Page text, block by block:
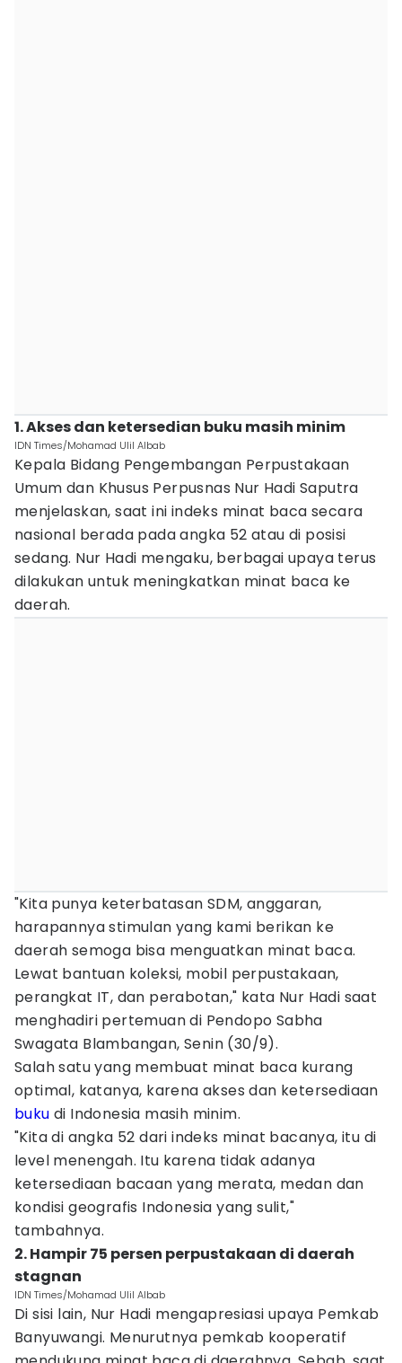
1. Akses dan ketersedian buku masih minim
IDN Times/Mohamad Ulil Albab
Kepala Bidang Pengembangan Perpustakaan
Umum dan Khusus Perpusnas Nur Hadi Saputra
menjelaskan, saat ini indeks minat baca secara
nasional berada pada angka 52 atau di posisi
sedang. Nur Hadi mengaku, berbagai upaya terus
dilakukan untuk meningkatkan minat baca ke
daerah.
"Kita punya keterbatasan SDM, anggaran,
harapannya stimulan yang kami berikan ke
daerah semoga bisa menguatkan minat baca.
Lewat bantuan koleksi, mobil perpustakaan,
perangkat IT, dan perabotan," kata Nur Hadi saat
menghadiri pertemuan di Pendopo Sabha
Swagata Blambangan, Senin (30/9).
Salah satu yang membuat minat baca kurang
optimal, katanya, karena akses dan ketersediaan
buku di Indonesia masih minim.
"Kita di angka 52 dari indeks minat bacanya, itu di
level menengah. Itu karena tidak adanya
ketersediaan bacaan yang merata, medan dan
kondisi geografis Indonesia yang sulit,"
tambahnya.
2. Hampir 75 persen perpustakaan di daerah
stagnan
IDN Times/Mohamad Ulil Albab
Di sisi lain, Nur Hadi mengapresiasi upaya Pemkab
Banyuwangi. Menurutnya pemkab kooperatif